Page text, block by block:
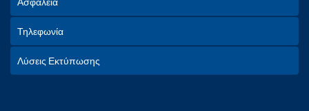
Τηλεφωνία
Λύσεις Εκτύπωσης